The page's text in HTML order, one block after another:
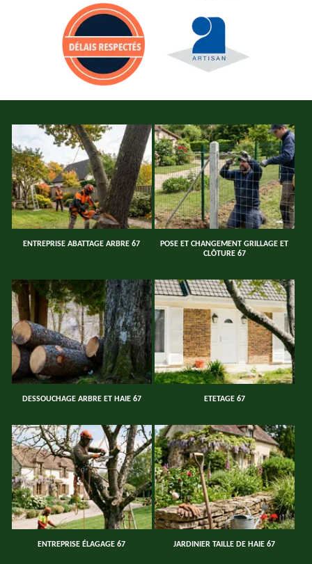
ENTREPRISE ABATTAGE ARBRE 67
POSE ET CHANGEMENT GRILLAGE ET
CLÔTURE 67
DESSOUCHAGE ARBRE ET HAIE 67 ETETAGE 67
ENTREPRISE ÉLAGAGE 67 JARDINIER TAILLE DE HAIE 67